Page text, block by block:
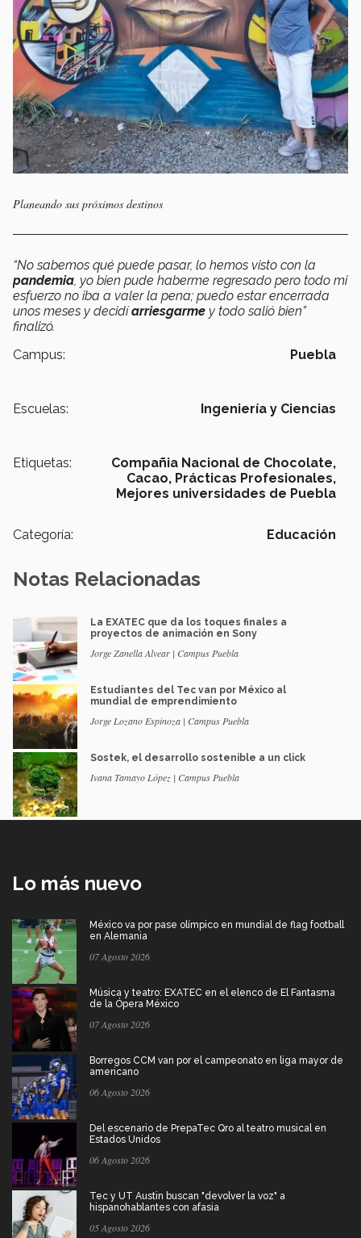
Planeando sus próximos destinos
“No sabemos qué puede pasar, lo hemos visto con la
pandemia, yo bien pude haberme regresado pero todo mi
esfuerzo no iba a valer la pena; puedo estar encerrada
unos meses y decidíarriesgarme y todo salió bien”
finalizó.
Campus:
Puebla
Escuelas: Ingeniería y Ciencias
Etiquetas:
Compañia Nacional de Chocolate,
Cacao, Prácticas Profesionales,
Mejores universidades de Puebla
Categoría: Educación
Notas Relacionadas
La EXATEC que da los toques finales a
proyectos de animación en Sony
Jorge Zanella Alvear | Campus Puebla
Estudiantes del Tec van por México al
mundial de emprendimiento
Jorge Lozano Espinoza | Campus Puebla
Sostek, el desarrollo sostenible a un click
Ivana Tamayo López | Campus Puebla
Lo más nuevo
México va por pase olímpico en mundial de flag football
en Alemania
07 Agosto 2026
Música y teatro: EXATEC en el elenco de El Fantasma
de la Ópera México
07 Agosto 2026
Borregos CCM van por el campeonato en liga mayor de
americano
06 Agosto 2026
Del escenario de PrepaTec Qro al teatro musical en
Estados Unidos
06 Agosto 2026
Tec y UT Austin buscan "devolver la voz" a
hispanohablantes con afasia
05 Agosto 2026